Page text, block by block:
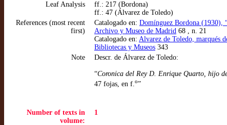
Leaf Analysis
ff.: 217 (Bordona)
ff.: 47 (Álvarez de Toledo)
References (most recent
first)
Catalogado en: Domínguez Bordona (1930),
Archivo y Museo de Madrid 68 , n. 21
Catalogado en: Alvarez de Toledo, marqués
Bibliotecas y Museos 343
Note
Descr. de Álvarez de Toledo:
“Coronica del Rey D. Enrique Quarto, hijo
47 fojas, en f. o”
Number of texts in
volume:
1